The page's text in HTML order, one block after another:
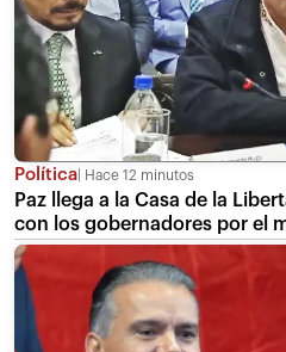
Política Hace 12 minutos
Paz llega a la Casa de la
con los gobernadores por el